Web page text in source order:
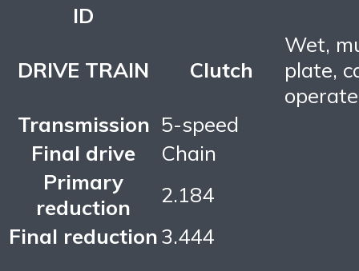
ID
DRIVE TRAIN Clutch
Wet,
plate,
Transmission 5-speed
Final drive
Chain
Primary
reduction
2.184
Final reduction3.444